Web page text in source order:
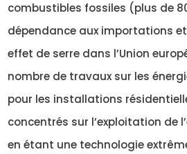
combustibles fossiles (plus de
dépendance aux importations
effet de serre dans l’Union
nombre de travaux sur les
pour les installations
concentrés sur l’exploitation de
en étant une technologie